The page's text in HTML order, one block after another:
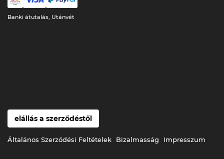
Banki átutalás, Utánvét
elállás a szerződéstől
Általános Szerződési Feltételek Bizalmasság Impresszum